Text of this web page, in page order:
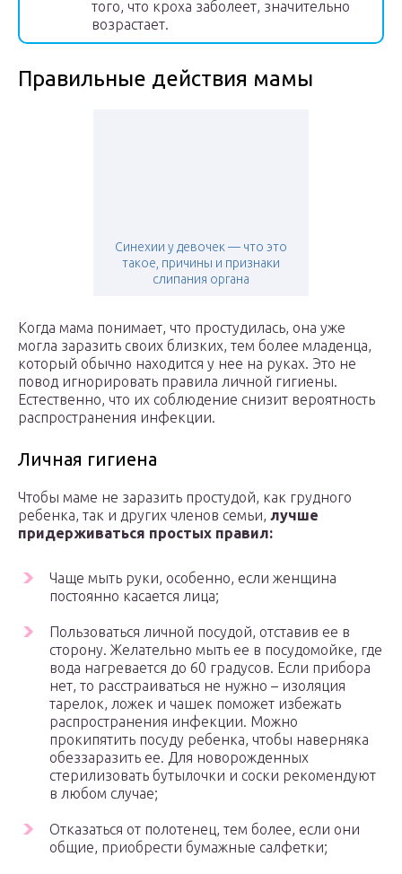
того, что кроха заболеет, значительно
возрастает.
Правильные действия мамы
Синехии у девочек — что это
такое, причины и признаки
слипания органа
Когда мама понимает, что простудилась, она уже
могла заразить своих близких, тем более младенца,
который обычно находится у нее на руках. Это не
повод игнорировать правила личной гигиены.
Естественно, что их соблюдение снизит вероятность
распространения инфекции.
Личная гигиена
Чтобы маме не заразить простудой, как грудного
ребенка, так и других членов семьи, лучше
придерживаться простых правил:
Чаще мыть руки, особенно, если женщина
постоянно касается лица;
Пользоваться личной посудой, отставив ее в
сторону. Желательно мыть ее в посудомойке, где
вода нагревается до 60 градусов. Если прибора
нет, то расстраиваться не нужно – изоляция
тарелок, ложек и чашек поможет избежать
распространения инфекции. Можно
прокипятить посуду ребенка, чтобы наверняка
обеззаразить ее. Для новорожденных
стерилизовать бутылочки и соски рекомендуют
в любом случае;
Отказаться от полотенец, тем более, если они
общие, приобрести бумажные салфетки;